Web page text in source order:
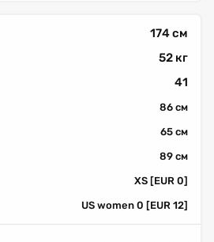
174 см
52 кг
41
86 см
65 см
89 см
XS [EUR 0]
US women 0 [EUR 12]